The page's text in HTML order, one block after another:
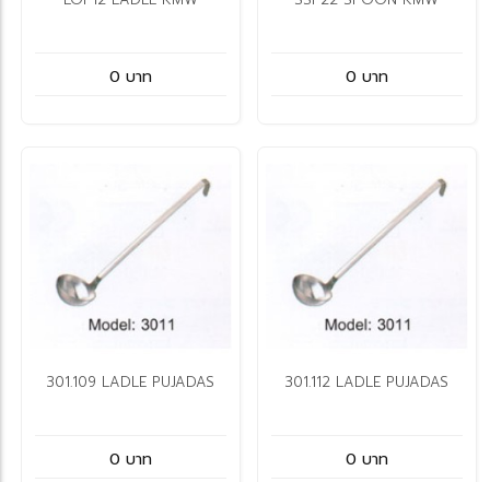
0 บาท 0 บาท
301.109 LADLE PUJADAS
0 บาท
301.112 LADLE PUJADAS
0 บาท